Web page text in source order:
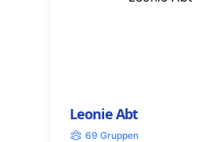
Leonie Abt
69 Gruppen